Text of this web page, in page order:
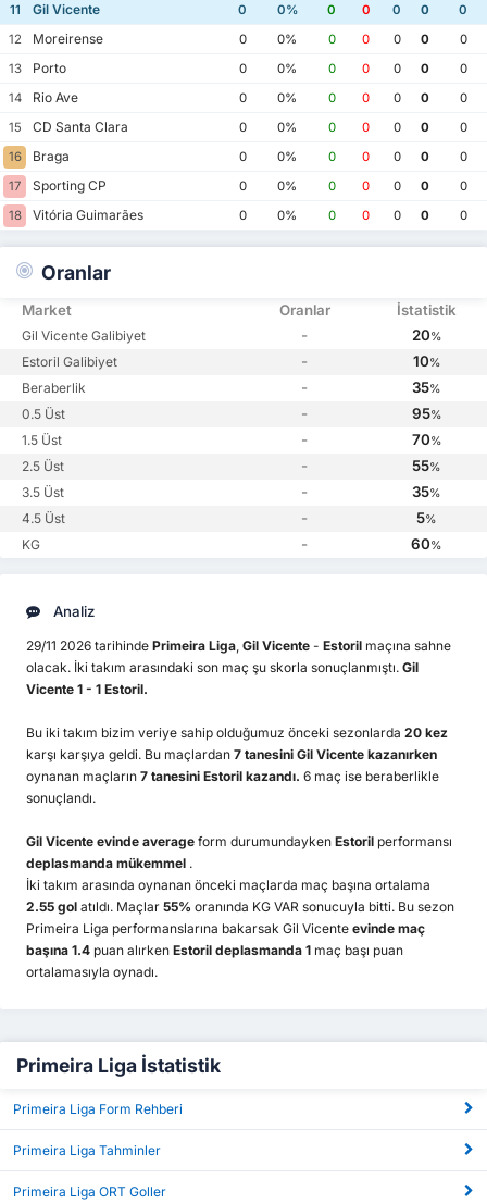
11
Gil Vicente 0 0% 0 0 0 0
0
12
Moreirense 0 0% 0 0 0 0
0
13
Porto 0 0% 0 0 0 0
0
14
Rio Ave 0 0% 0 0 0 0
0
15
CD Santa Clara 0 0% 0 0 0 0
0
16
Braga 0 0% 0 0 0 0
0
17
Sporting CP 0 0% 0 0 0 0
0
18
Vitória Guimarães 0 0% 0 0 0 0 0
Oranlar
Market Oranlar İstatistik
Gil Vicente Galibiyet - 20%
Estoril Galibiyet - 10%
Beraberlik - 35%
0.5 Üst - 95%
1.5 Üst - 70%
2.5 Üst - 55%
3.5 Üst - 35%
4.5 Üst - 5%
KG - 60%
Analiz
29/11 2026 tarihinde Primeira Liga, Gil Vicente - Estoril maçına sahne
olacak. İki takım arasındaki son maç şu skorla sonuçlanmıştı. Gil
Vicente 1 - 1 Estoril.
Bu iki takım bizim veriye sahip olduğumuz önceki sezonlarda 20 kez
karşı karşıya geldi. Bu maçlardan 7 tanesini Gil Vicente kazanırken
oynanan maçların 7 tanesini Estoril kazandı. 6 maç ise beraberlikle
sonuçlandı.
Gil Vicente evinde average form durumundayken Estoril performansı
deplasmanda mükemmel .
İki takım arasında oynanan önceki maçlarda maç başına ortalama
2.55 gol atıldı. Maçlar 55% oranında KG VAR sonucuyla bitti. Bu sezon
Primeira Liga performanslarına bakarsak Gil Vicente evinde maç
başına 1.4 puan alırken Estoril deplasmanda 1 maç başı puan
ortalamasıyla oynadı.
Primeira Liga İstatistik
Primeira Liga Form Rehberi
Primeira Liga Tahminler
Primeira Liga ORT Goller